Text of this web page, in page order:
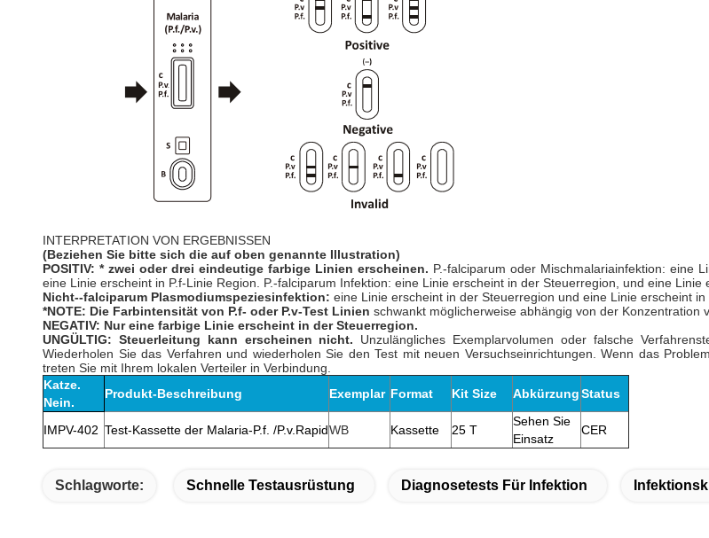
INTERPRETATION VON ERGEBNISSEN
(Beziehen Sie bitte sich die auf oben genannte Illustration)
POSITIV: * zwei oder drei eindeutige farbige Linien erscheinen. P.-falciparum oder Mischmalariainfektion: eine
eine Linie erscheint in P.f-Linie Region. P.-falciparum Infektion: eine Linie erscheint in der Steuerregion, und eine Linie
Nicht--falciparum Plasmodiumspeziesinfektion: eine Linie erscheint in der Steuerregion und eine Linie erscheint in
*NOTE: Die Farbintensität von P.f- oder P.v-Test Linien schwankt möglicherweise abhängig von der Konzentration
NEGATIV: Nur eine farbige Linie erscheint in der Steuerregion.
UNGÜLTIG: Steuerleitung kann erscheinen nicht. Unzulängliches Exemplarvolumen oder falsche
Wiederholen Sie das Verfahren und wiederholen Sie den Test mit neuen Versuchseinrichtungen. Wenn das
treten Sie mit Ihrem lokalen Verteiler in Verbindung.
Katze.
Nein.
Produkt-Beschreibung Exemplar Format Kit Size AbkürzungStatus
IMPV-402 Test-Kassette der Malaria-P.f. /P.v.RapidWB Kassette 25 T
Sehen Sie
Einsatz
CER
Schlagworte: Schnelle Testausrüstung Diagnosetests Für Infektion